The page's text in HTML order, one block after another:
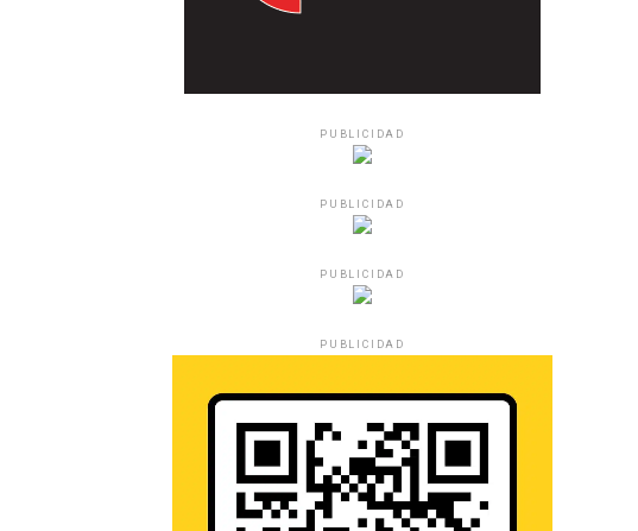
PUBLICIDAD
PUBLICIDAD
PUBLICIDAD
PUBLICIDAD